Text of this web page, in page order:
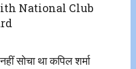
National Club
सोचा था कपिल शर्मा